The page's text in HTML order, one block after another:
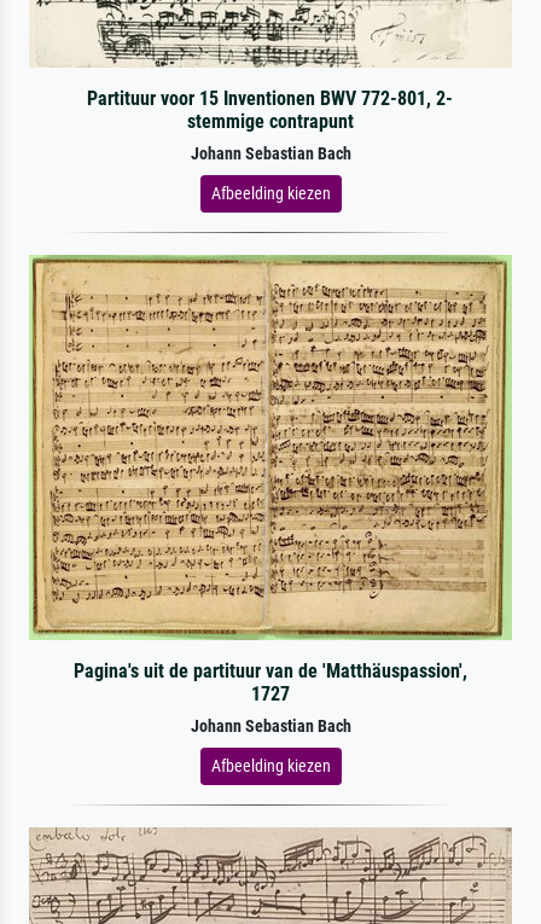
Partituur voor 15 Inventionen BWV 772-801, 2-
stemmige contrapunt
Johann Sebastian Bach
Afbeelding kiezen
Pagina's uit de partituur van de 'Matthäuspassion',
1727
Johann Sebastian Bach
Afbeelding kiezen